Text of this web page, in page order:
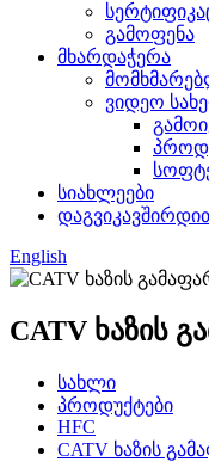
გამოფენა
მხარდაჭერა
ვიდეო
სიახლეები
English
CATV ხაზის
სახლი
პროდუქტები
HFC
CATV ხაზის